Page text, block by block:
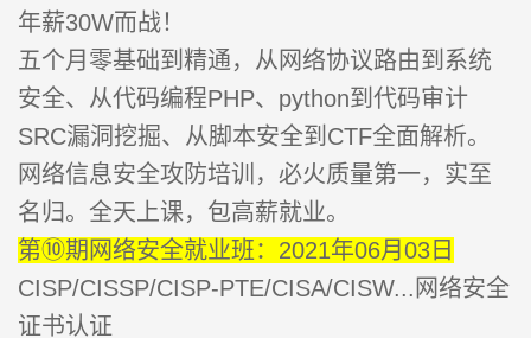
年薪30W而战！
五个月零基础到精通，从网络协议路由到系统
安全、从代码编程PHP、python到代码审计
SRC漏洞挖掘、从脚本安全到CTF全面解析。
网络信息安全攻防培训，必火质量第一，实至
名归。全天上课，包高薪就业。
第⑩期网络安全就业班：2021年06月03日
CISP/CISSP/CISP-PTE/CISA/CISW...网络安全
证书认证